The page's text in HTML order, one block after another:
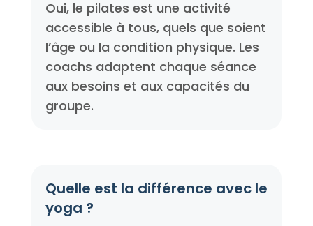
Oui, le pilates est une activité
accessible à tous, quels que soient
l’âge ou la condition physique. Les
coachs adaptent chaque séance
aux besoins et aux capacités du
groupe.
Quelle est la différence avec le
yoga ?